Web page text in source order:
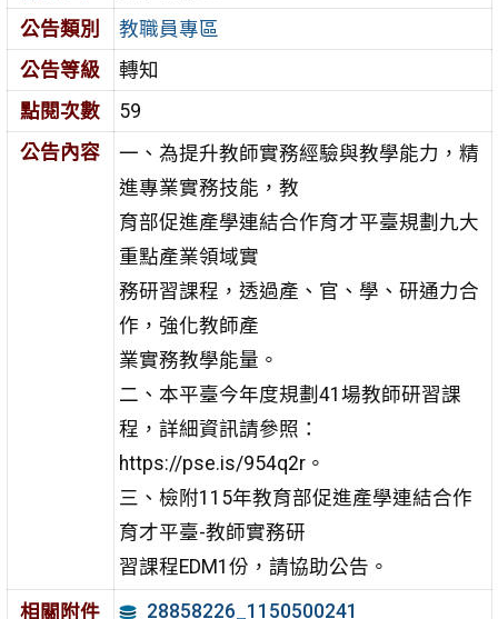
公告類別
教職員專區
公告等級
轉知
點閱次數
59
公告內容
一、為提升教師實務經驗與教學能力，精
進專業實務技能，教
育部促進產學連結合作育才平臺規劃九大
重點產業領域實
務研習課程，透過產、官、學、研通力合
作，強化教師產
業實務教學能量。
二、本平臺今年度規劃41場教師研習課
程，詳細資訊請參照：
https://pse.is/954q2r。
三、檢附115年教育部促進產學連結合作
育才平臺-教師實務研
習課程EDM1份，請協助公告。
相關附件 28858226_1150500241